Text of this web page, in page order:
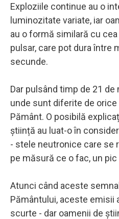
Exploziile continue au o
luminozitate variate, iar
au o formă similară cu
pulsar, care pot dura între
secunde.
Dar pulsând timp de 21
unde sunt diferite de
Pământ. O posibilă
știință au luat-o în
- stele neutronice care se
pe măsură ce o fac, un pic
Atunci când aceste
Pământului, aceste emisii
scurte - dar oamenii de